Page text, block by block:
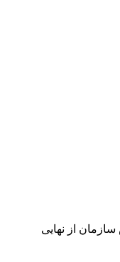
:رئیس سازمان از نهایی